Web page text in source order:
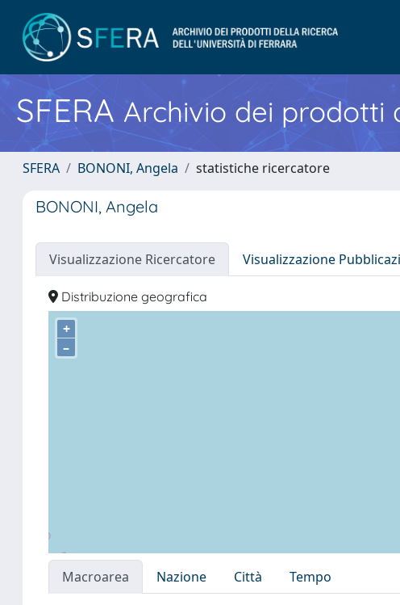
SFERA Archivio dei prodotti
SFERA BONONI, Angela statistiche ricercatore
BONONI, Angela
Visualizzazione Ricercatore Visualizzazione
Distribuzione geografica
+
–
Macroarea Nazione Città
Tempo